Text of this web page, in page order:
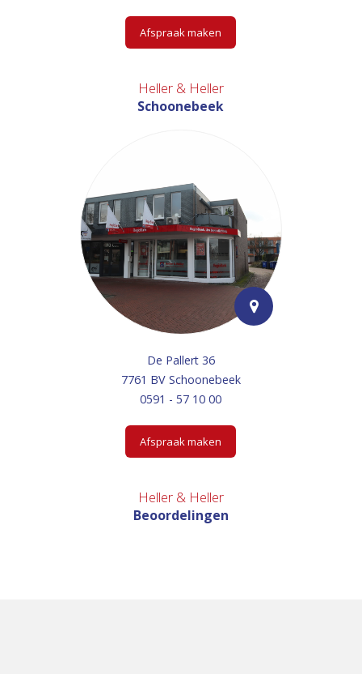
Afspraak maken
Heller & Heller
Schoonebeek
De Pallert 36
7761 BV Schoonebeek
0591 - 57 10 00
Afspraak maken
Heller & Heller
Beoordelingen